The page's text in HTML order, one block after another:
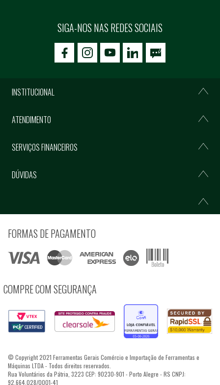
SIGA-NOS NAS REDES SOCIAIS
icon-facebookicon-social02icon-social03
INSTITUCIONAL
ATENDIMENTO
SERVIÇOS FINANCEIROS
DÚVIDAS
FORMAS DE PAGAMENTO
COMPRE COM SEGURANÇA
© Copyright 2021 Ferramentas Gerais Comércio e Importação de Ferramentas e
Máquinas LTDA - Todos direitos reservados.
Rua Voluntários da Pátria, 3223 CEP: 90230-901 - Porto Alegre - RS CNPJ:
92.664.028/0001-41